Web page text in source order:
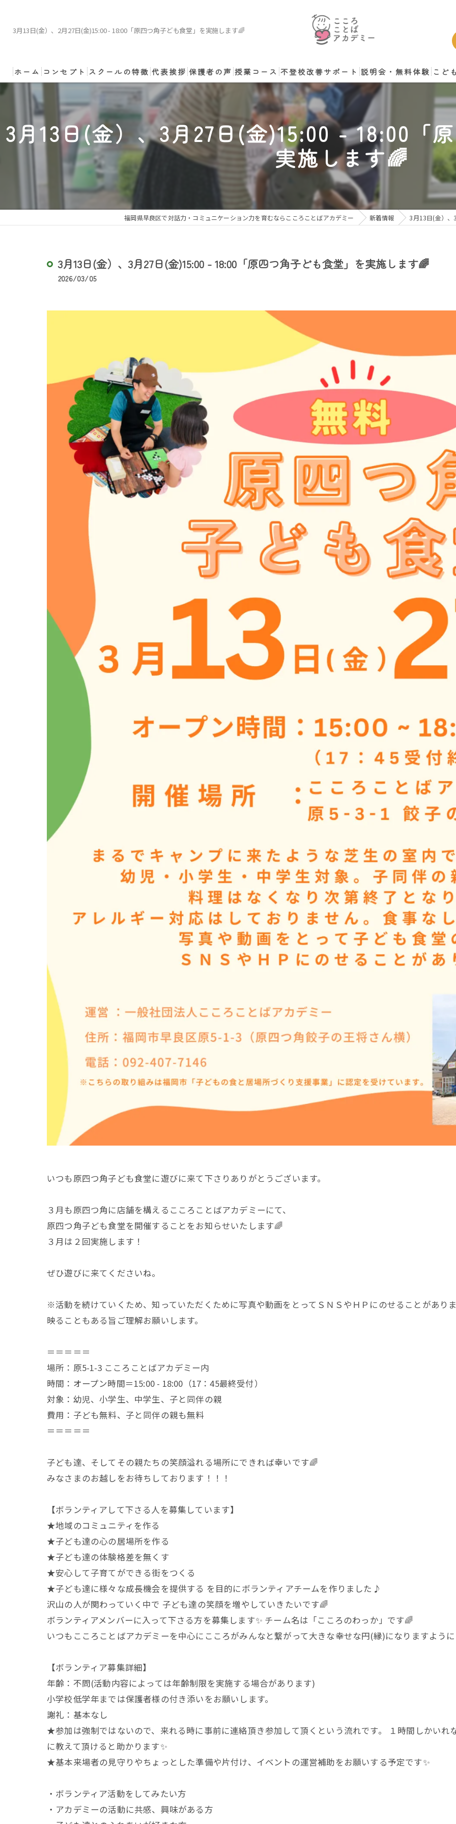
3月13日(金）、2月27日(金)15:00 - 18:00「原四つ角子ども食堂」を実施します🌈
ホーム コンセプト スクールの特徴
小学生
中学生
非認知能力
コーチング
代表挨拶
講師のご依頼・ご相談
保護者の声 授業コース 不登校改善サポート 説明会・無料体験 こど
3月13日(金）、3月27日(金)15:00 - 18:00「
実施します🌈
福岡県早良区で対話力・コミュニケーション力を育むならこころことばアカデミー 新着情報 3月13日(金）、
3月13日(金）、3月27日(金)15:00 - 18:00「原四つ角子ども食堂」を実施します🌈
2026/03/05
いつも原四つ角子ども食堂に遊びに来て下さりありがとうございます。
３月も原四つ角に店舗を構えるこころことばアカデミーにて、
原四つ角子ども食堂を開催することをお知らせいたします🌈
３月は２回実施します！
ぜひ遊びに来てくださいね。
※活動を続けていくため、知っていただくために写真や動画をとってＳＮＳやＨＰにのせることがあり
映ることもある旨ご理解お願いします。
＝＝＝＝＝
場所：原5-1-3 こころことばアカデミー内
時間：オープン時間＝15:00 - 18:00（17：45最終受付）
対象：幼児、小学生、中学生、子と同伴の親
費用：子ども無料、子と同伴の親も無料
＝＝＝＝＝
子ども達、そしてその親たちの笑顔溢れる場所にできれば幸いです🌈
みなさまのお越しをお待ちしております！！！
【ボランティアして下さる人を募集しています】
★地域のコミュニティを作る
★子ども達の心の居場所を作る
★子ども達の体験格差を無くす
★安心して子育てができる街をつくる
★子ども達に様々な成長機会を提供する を目的にボランティアチームを作りました♪
沢山の人が関わっていく中で 子ども達の笑顔を増やしていきたいです🌈
ボランティアメンバーに入って下さる方を募集します✨ チーム名は「こころのわっか」です🌈
いつもこころことばアカデミーを中心にこころがみんなと繋がって大きな幸せな円(縁)になりますよう
【ボランティア募集詳細】
年齢：不問(活動内容によっては年齢制限を実施する場合があります)
小学校低学年までは保護者様の付き添いをお願いします。
謝礼：基本なし
★参加は強制ではないので、来れる時に事前に連絡頂き参加して頂くという流れです。 １時間しかい
に教えて頂けると助かります✨
★基本来場者の見守りやちょっとした準備や片付け、イベントの運営補助をお願いする予定です✨
・ボランティア活動をしてみたい方
・アカデミーの活動に共感、興味がある方